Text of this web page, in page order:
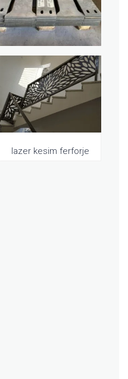
lazer kesim ferforje